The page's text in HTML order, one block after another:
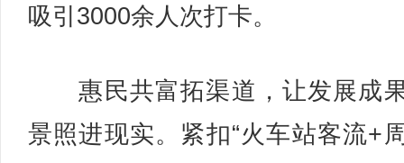
吸引3000余人次打卡。
惠民共富拓渠道，让发展成
景照进现实。紧扣“火车站客流+